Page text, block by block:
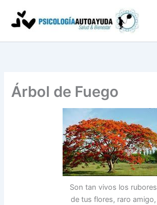
contenido
Árbol de Fuego
Son tan vivos los rubores
de tus flores, raro amigo,